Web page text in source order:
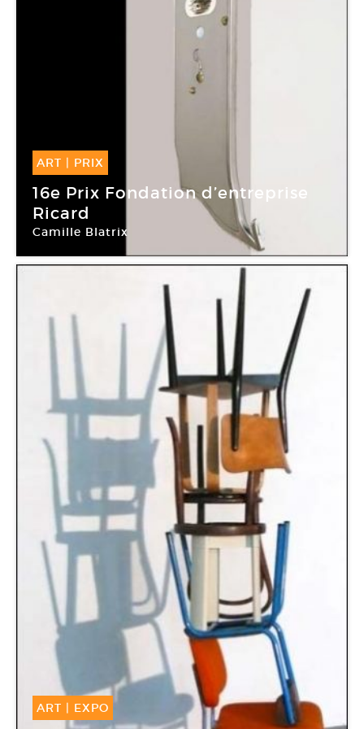
ART | PRIX
24 Oct -24 Oct 2014
16e Prix Fondation d’entreprise
Ricard
Camille Blatrix
ART | EXPO